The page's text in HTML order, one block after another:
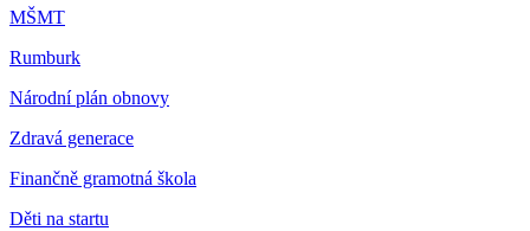
MŠMT
Rumburk
Národní plán obnovy
Zdravá generace
Finančně gramotná škola
Děti na startu